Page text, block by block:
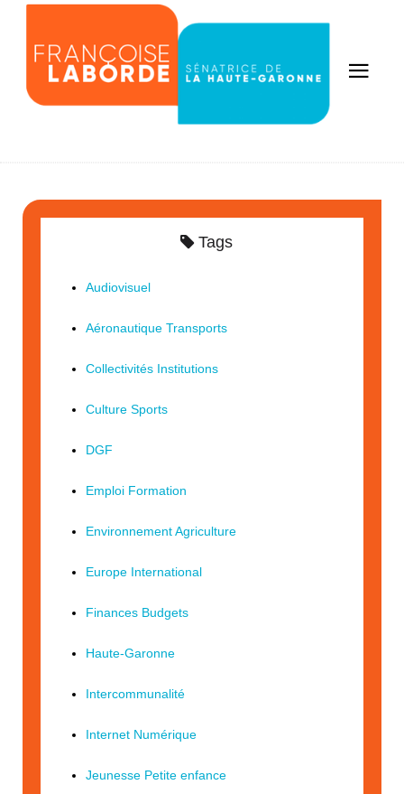
Tags
Audiovisuel
Aéronautique Transports
Collectivités Institutions
Culture Sports
DGF
Emploi Formation
Environnement Agriculture
Europe International
Finances Budgets
Haute-Garonne
Intercommunalité
Internet Numérique
Jeunesse Petite enfance